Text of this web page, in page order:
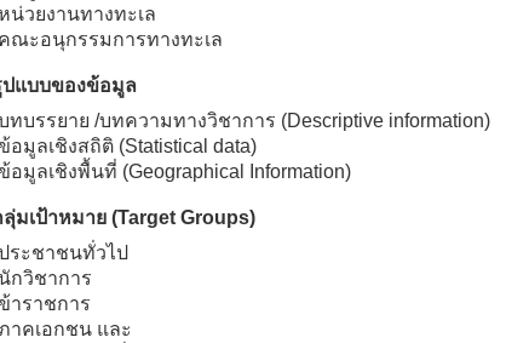
น่วยงานทางทะเล
คณะอนุกรรมการทางทะเล
ปแบบของข้อมูล
ทบรรยาย /บทความทางวิชาการ (Descriptive information)
อมูลเชิงสถิติ (Statistical data)
อมูลเชิงพื้นที่ (Geographical Information)
ลุ่มเป้าหมาย (Target Groups)
ระชาชนทั่วไป
นักวิชาการ
าราชการ
าคเอกชน และ